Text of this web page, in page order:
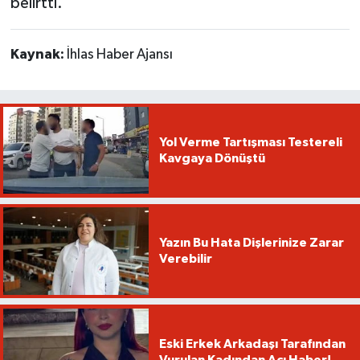
Kaynak: İhlas Haber Ajansı
Yol Verme Tartışması Testereli
Kavgaya Dönüştü
Yazın Bu Hata Dişlerinize Zarar
Verebilir
Eski Erkek Arkadaşı Tarafından